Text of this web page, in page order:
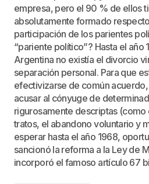
empresa, pero el 90 % de ellos
absolutamente formado
participación de los parientes
“pariente político”? Hasta el año
Argentina no existía el divorcio
separación personal. Para que
efectivizarse de común
acusar al cónyuge de
rigurosamente descriptas (como
tratos, el abandono voluntario y
esperar hasta el año 1968,
sancionó la reforma a la Ley de
incorporó el famoso artículo 67